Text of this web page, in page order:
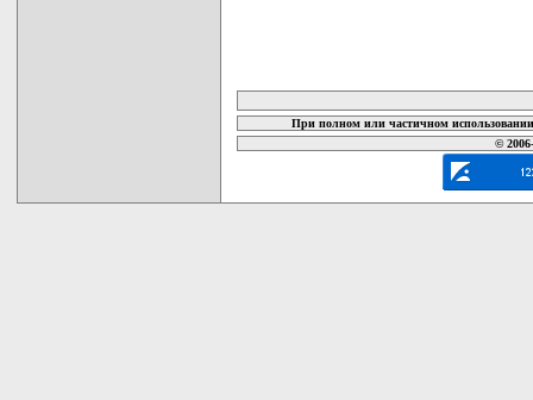
При полном или частичном
©